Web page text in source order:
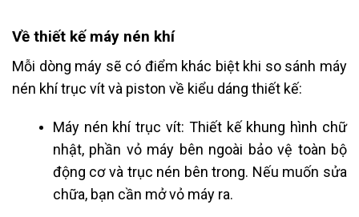
Về thiết kế máy nén khí
Mỗi dòng máy sẽ có điểm khác biệt khi so sánh máy
nén khí trục vít và piston về kiểu dáng thiết kế:
Máy nén khí trục vít: Thiết kế khung hình chữ
nhật, phần vỏ máy bên ngoài bảo vệ toàn bộ
động cơ và trục nén bên trong. Nếu muốn sửa
chữa, bạn cần mở vỏ máy ra.